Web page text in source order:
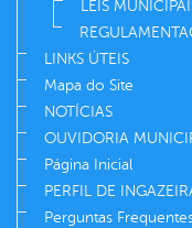
LEIS
LINKS ÚTEIS
Mapa do Site
NOTÍCIAS
OUVIDORIA
Página Inicial
PERFIL DE
Perguntas